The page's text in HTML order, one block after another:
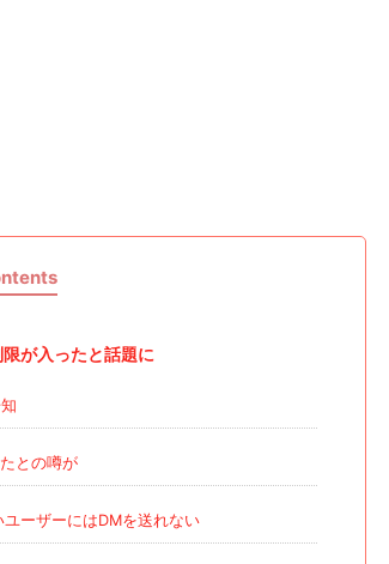
が入ったと話題に
との噂が
ーザーにはDMを送れない